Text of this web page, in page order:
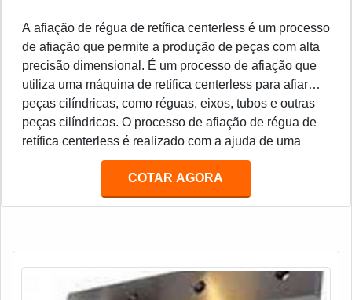
A afiação de régua de retífica centerless é um processo
de afiação que permite a produção de peças com alta
precisão dimensional. É um processo de afiação que
utiliza uma máquina de retífica centerless para afiar
peças cilíndricas, como réguas, eixos, tubos e outras
peças cilíndricas. O processo de afiação de régua de
retífica centerless é realizado com a ajuda de uma
máquina de retífica centerless, que é equipada com
uma roda de afiação e um regulador de pressão. O
processo de afiação de régua de retífica centerless é
COTAR AGORA